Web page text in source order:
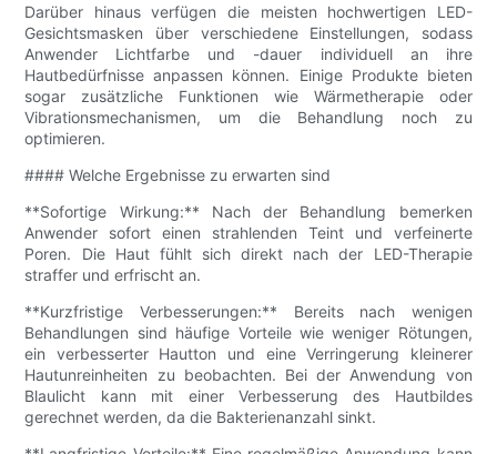
Darüber hinaus verfügen die meisten hochwertigen LED-
Gesichtsmasken über verschiedene Einstellungen, sodass
Anwender Lichtfarbe und -dauer individuell an ihre
Hautbedürfnisse anpassen können. Einige Produkte bieten
sogar zusätzliche Funktionen wie Wärmetherapie oder
Vibrationsmechanismen, um die Behandlung noch zu
optimieren.
#### Welche Ergebnisse zu erwarten sind
**Sofortige Wirkung:** Nach der Behandlung bemerken
Anwender sofort einen strahlenden Teint und verfeinerte
Poren. Die Haut fühlt sich direkt nach der LED-Therapie
straffer und erfrischt an.
**Kurzfristige Verbesserungen:** Bereits nach wenigen
Behandlungen sind häufige Vorteile wie weniger Rötungen,
ein verbesserter Hautton und eine Verringerung kleinerer
Hautunreinheiten zu beobachten. Bei der Anwendung von
Blaulicht kann mit einer Verbesserung des Hautbildes
gerechnet werden, da die Bakterienanzahl sinkt.